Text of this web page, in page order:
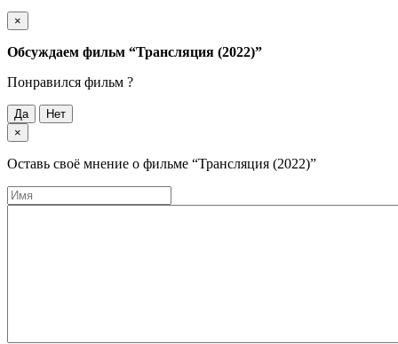
×
Обсуждаем фильм “Трансляция (2022)”
Понравился фильм ?
Да
Нет
×
Оставь своё мнение о фильме “Трансляция (2022)”